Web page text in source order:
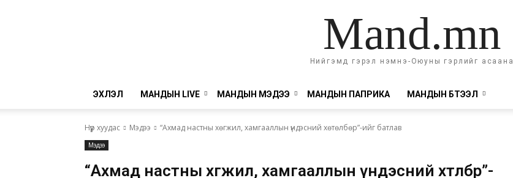
Mand.mn
Нийгэмд гэрэл нэмнэ-Оюуны гэрлийг асаана
ЭХЛЭЛ МАНДЫН LIVE МАНДЫН МЭДЭЭ МАНДЫН ПАПРИКА МАНДЫН БҮТЭЭЛ
Нүүр хуудас Мэдээ “Ахмад настны хөгжил, хамгааллын үндэсний хөтөлбөр”-ийг батлав
Мэдээ
“Ахмад настны хөгжил, хамгааллын үндэсний хөтөлбөр”-